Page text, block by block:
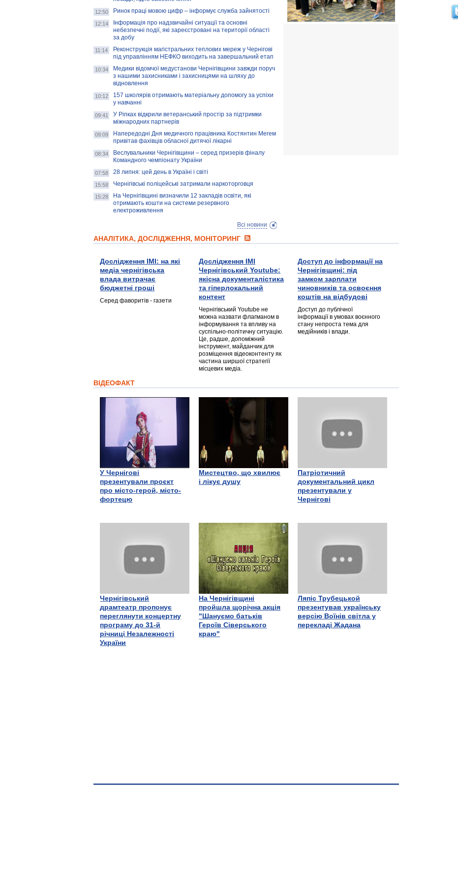
12:50 Ринок праці мовою цифр – інформує служба зайнятості
12:14
Інформація про надзвичайні ситуації та основні
небезпечні події, які зареєстровані на території області
за добу
11:14
Реконструкція магістральних теплових мереж у Чернігові
під управлінням НЕФКО виходить на завершальний етап
10:34
Медики відомчої медустанови Чернігівщини завжди поруч
з нашими захисниками і захисницями на шляху до
відновлення
10:12
157 школярів отримають матеріальну допомогу за успіхи
у навчанні
09:41
У Ріпках відкрили ветеранський простір за підтримки
міжнародних партнерів
09:09
Напередодні Дня медичного працівника Костянтин Мегем
привітав фахівців обласної дитячої лікарні
08:34
Веслувальники Чернігівщини – серед призерів фіналу
Командного чемпіонату України
07:58 28 липня: цей день в Україні і світі
15:58 Чернігівські поліцейські затримали наркоторговця
15:28
На Чернігівщині визначили 12 закладів освіти, які
отримають кошти на системи резервного
електроживлення
Всі новини
АНАЛІТИКА, ДОСЛІДЖЕННЯ, МОНІТОРИНГ
Дослідження ІМІ: на які
медіа чернігівська
влада витрачає
бюджетні гроші
Серед фаворитів - газети
Дослідження ІМІ
Чернігівський Youtube:
якісна документалістика
та гіперлокальний
контент
Чернігівський Youtube не
можна назвати флагманом в
інформування та впливу на
суспільно-політичну ситуацію.
Це, радше, допоміжний
інструмент, майданчик для
розміщення відеоконтенту як
частина ширшої стратегії
місцевих медіа.
Доступ до інформації на
Чернігівщині: під
замком зарплати
чиновників та освоєння
коштів на відбудові
Доступ до публічної
інформації в умовах воєнного
стану непроста тема для
медійників і влади.
ВІДЕОФАКТ
У Чернігові
презентували проєкт
про місто-герой, місто-
фортецю
Мистецтво, що хвилює
і лікує душу
Патріотичний
документальний цикл
презентували у
Чернігові
Чернігівський
драмтеатр пропонує
переглянути концертну
програму до 31-й
річниці Незалежності
України
На Чернігівщині
пройшла щорічна акція
"Шануємо батьків
Героїв Сіверського
краю"
Ляпіс Трубецькой
презентував українську
версію Воїнів світла у
перекладі Жадана